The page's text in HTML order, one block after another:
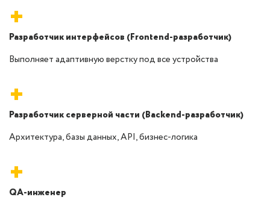
+
Разработчик интерфейсов (Frontend-разработчик)
Выполняет адаптивную верстку под все устройства
+
Разработчик серверной части (Backend-разработчик)
Архитектура, базы данных, API, бизнес-логика
+
QA-инженер